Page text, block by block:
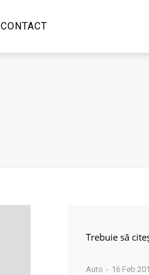
CONTACT
Trebuie să
Auto 16 Feb